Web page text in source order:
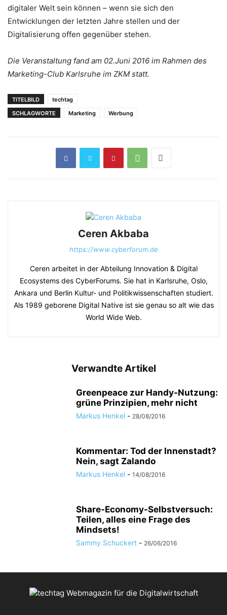
digitaler Welt sein können – wenn sie sich den
Entwicklungen der letzten Jahre stellen und der
Digitalisierung offen gegenüber stehen.
Die Veranstaltung fand am 02.Juni 2016 im Rahmen des
Marketing-Club Karlsruhe im ZKM statt.
TITELBILD
techtag
SCHLAGWORTE
Marketing Werbung
Ceren Akbaba
https://www.cyberforum.de
Ceren arbeitet in der Abteilung Innovation & Digital
Ecosystems des CyberForums. Sie hat in Karlsruhe, Oslo,
Ankara und Berlin Kultur- und Politikwissenschaften studiert.
Als 1989 geborene Digital Native ist sie genau so alt wie das
World Wide Web.
Verwandte Artikel
Greenpeace zur Handy-Nutzung:
grüne Prinzipien, mehr nicht
Markus Henkel - 28/08/2016
Kommentar: Tod der Innenstadt?
Nein, sagt Zalando
Markus Henkel - 14/08/2016
Share-Economy-Selbstversuch:
Teilen, alles eine Frage des
Mindsets!
Sammy Schuckert - 26/06/2016